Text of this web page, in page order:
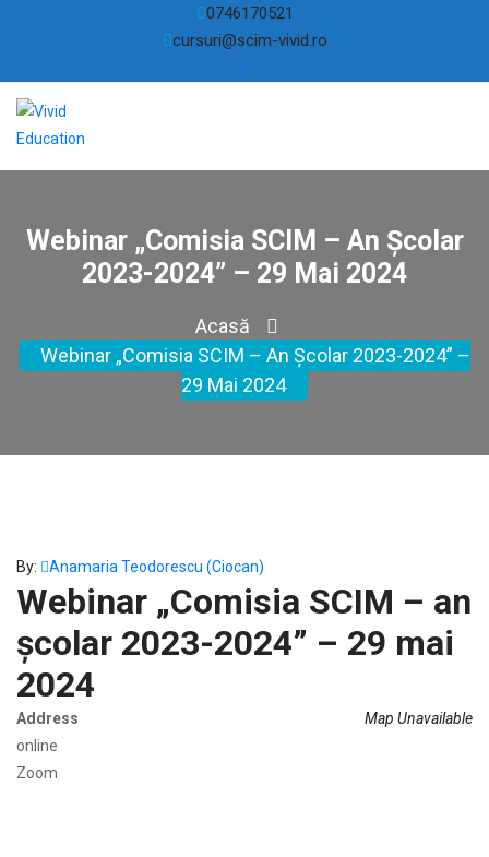
0746170521
cursuri@scim-vivid.ro
Webinar „Comisia SCIM – An Școlar
2023-2024” – 29 Mai 2024
Acasă
Webinar „Comisia SCIM – An Școlar 2023-2024” –
29 Mai 2024
By: Anamaria Teodorescu (Ciocan)
Webinar „Comisia SCIM – an
școlar 2023-2024” – 29 mai
2024
Map Unavailable
Address
online
Zoom